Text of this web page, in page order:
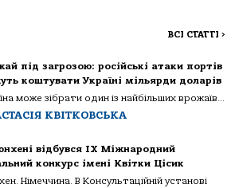
ВСІ СТАТТІ >
під загрозою: російські атаки портів
коштувати Україні мільярди доларів
може зібрати один із найбільших врожаїв...
КВІТКОВСЬКА
відбувся IX Міжнародний
конкурс імені Квітки Цісик
Німеччина. В Консультаційній установі